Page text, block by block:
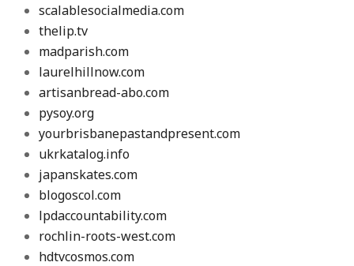
scalablesocialmedia.com
thelip.tv
madparish.com
laurelhillnow.com
artisanbread-abo.com
pysoy.org
yourbrisbanepastandpresent.com
ukrkatalog.info
japanskates.com
blogoscol.com
lpdaccountability.com
rochlin-roots-west.com
hdtvcosmos.com